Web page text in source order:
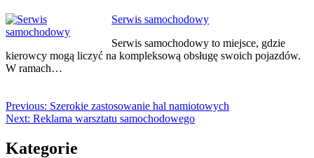
Serwis samochodowy
Serwis samochodowy to miejsce, gdzie
kierowcy mogą liczyć na kompleksową obsługę swoich pojazdów.
W ramach…
Previous: Szerokie zastosowanie hal namiotowych
Next: Reklama warsztatu samochodowego
Kategorie